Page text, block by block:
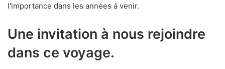
l'importance dans les années à venir.
Une invitation à nous rejoindre
dans ce voyage.